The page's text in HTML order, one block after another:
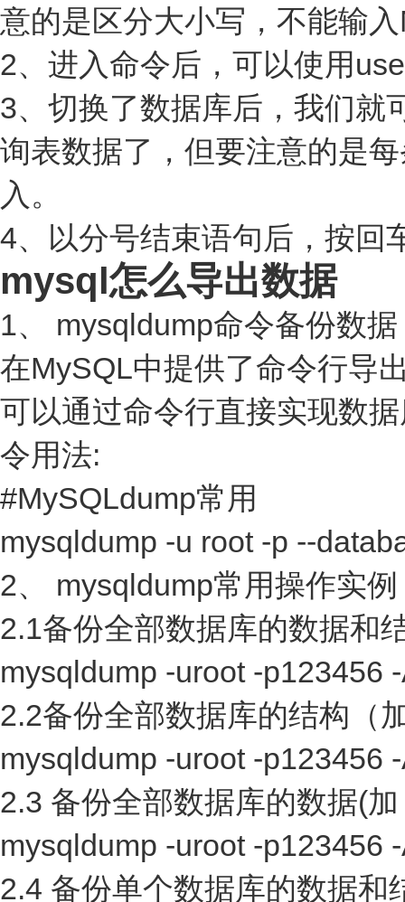
意的是区分大小写，不能输
2、进入命令后，可以使用
3、切换了数据库后，我们就
询表数据了，但要注意的是
入。
4、以分号结束语句后，按回
mysql怎么导出数据
1、 mysqldump命令备份数据
在MySQL中提供了命令行导
可以通过命令行直接实现数
令用法:
#MySQLdump常用
mysqldump -u root -p --
2、 mysqldump常用操作实例
2.1备份全部数据库的数据和
mysqldump -uroot -p123456
2.2备份全部数据库的结构（
mysqldump -uroot -p123456
2.3 备份全部数据库的数据(
mysqldump -uroot -p123456
2.4 备份单个数据库的数据和